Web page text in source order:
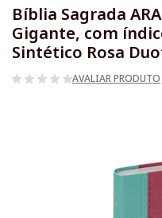
Bíblia Sagrada
Gigante, com
Sintético Rosa
AVALIAR PRODUTO